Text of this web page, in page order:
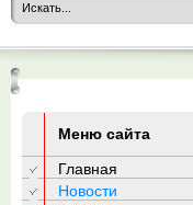
Меню сайта
Главная
Новости